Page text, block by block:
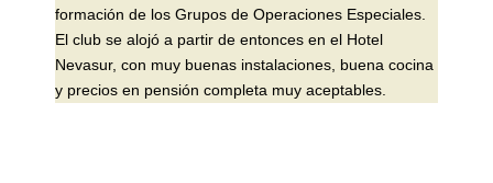
formación de los Grupos de Operaciones Especiales.
El club se alojó a partir de entonces en el Hotel
Nevasur, con muy buenas instalaciones, buena cocina
y precios en pensión completa muy aceptables.